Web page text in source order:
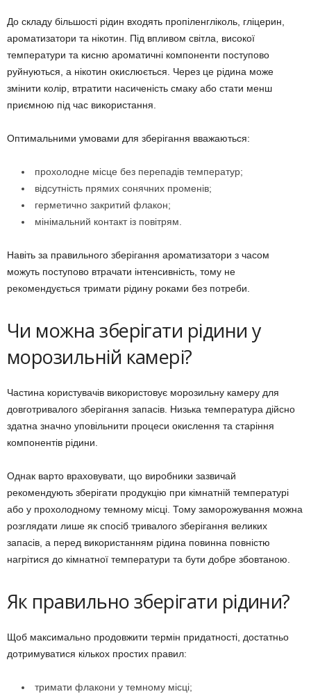
До складу більшості рідин входять пропіленгліколь, гліцерин,
ароматизатори та нікотин. Під впливом світла, високої
температури та кисню ароматичні компоненти поступово
руйнуються, а нікотин окислюється. Через це рідина може
змінити колір, втратити насиченість смаку або стати менш
приємною під час використання.
Оптимальними умовами для зберігання вважаються:
прохолодне місце без перепадів температур;
відсутність прямих сонячних променів;
герметично закритий флакон;
мінімальний контакт із повітрям.
Навіть за правильного зберігання ароматизатори з часом
можуть поступово втрачати інтенсивність, тому не
рекомендується тримати рідину роками без потреби.
Чи можна зберігати рідини у
морозильній камері?
Частина користувачів використовує морозильну камеру для
довготривалого зберігання запасів. Низька температура дійсно
здатна значно уповільнити процеси окислення та старіння
компонентів рідини.
Однак варто враховувати, що виробники зазвичай
рекомендують зберігати продукцію при кімнатній температурі
або у прохолодному темному місці. Тому заморожування можна
розглядати лише як спосіб тривалого зберігання великих
запасів, а перед використанням рідина повинна повністю
нагрітися до кімнатної температури та бути добре збовтаною.
Як правильно зберігати рідини?
Щоб максимально продовжити термін придатності, достатньо
дотримуватися кількох простих правил:
тримати флакони у темному місці;